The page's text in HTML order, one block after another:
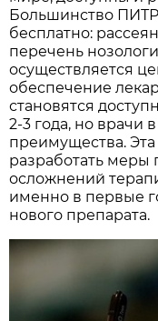
Большинство
бесплатно:
перечень
осуществляется
обеспечение
становятся
2-3 года, но врачи
преимущества. Эта
разработать
осложнений
именно в первые
нового препарата.